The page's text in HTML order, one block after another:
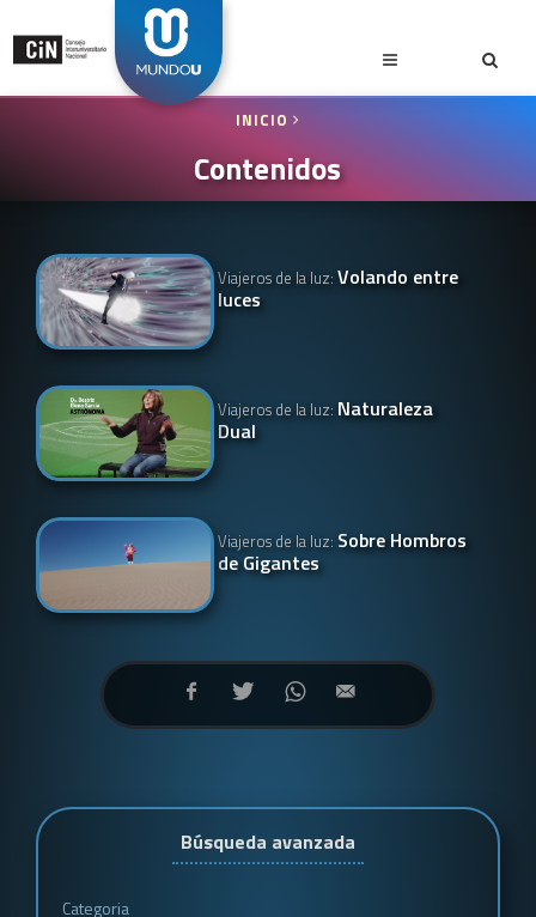
INICIO
Contenidos
Viajeros de la luz:Volando entre
luces
Viajeros de la luz: Naturaleza
Dual
Viajeros de la luz: Sobre Hombros
de Gigantes
Búsqueda avanzada
Categoria